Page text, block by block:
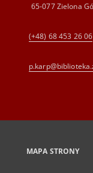
65-077 Zielona
(+48) 68 453 26 06
MAPA STRONY